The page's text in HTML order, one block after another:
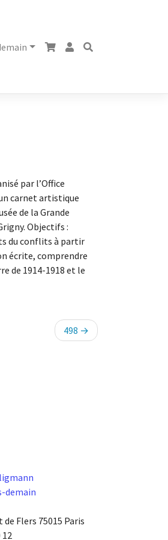
par l’Office
carnet artistique
de la Grande
Objectifs :
du conflits à partir
écrite, comprendre
de 1914-1918 et le
498
demain
de Flers 75015 Paris
12